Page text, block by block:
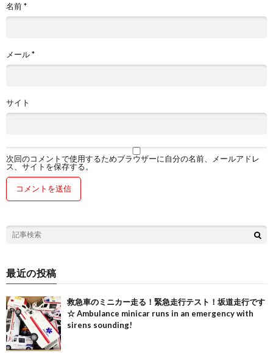
名前*
メール*
サイト
次回のコメントで使用するためブラウザーに自分の名前、メールアドレ
ス、サイトを保存する。
最近の投稿
救急車のミニカー走る！緊急走行テスト！坂道走行です
☆ Ambulance minicar runs in an emergency with
sirens sounding!